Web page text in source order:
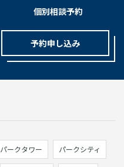
個別相談予約
予約申し込み
パークタワー パークシティ